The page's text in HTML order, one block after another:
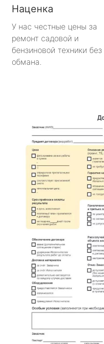
Наценка
У нас честные цены за
ремонт садовой и
бензиновой техники без
обмана.